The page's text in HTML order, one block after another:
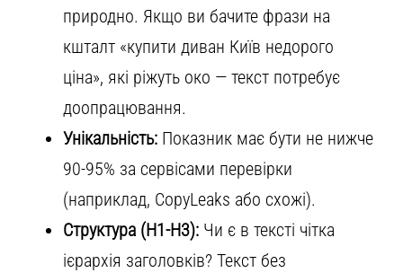
природно. Якщо ви бачите фрази на
кшталт «купити диван Київ недорого
ціна», які ріжуть око — текст потребує
доопрацювання.
Унікальність: Показник має бути не нижче
90-95% за сервісами перевірки
(наприклад, CopyLeaks або схожі).
Структура (H1-H3): Чи є в тексті чітка
ієрархія заголовків? Текст без